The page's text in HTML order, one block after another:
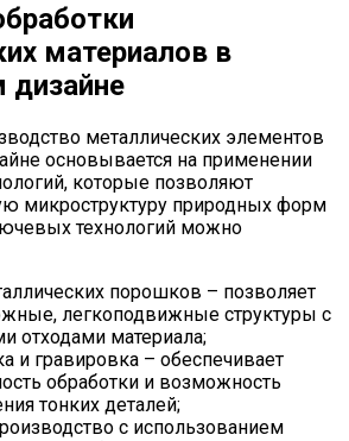
материалов в
дизайне
металлических элементов
основывается на применении
которые позволяют
микроструктуру природных форм
технологий можно
порошков – позволяет
легкоподвижные структуры с
отходами материала;
и гравировка – обеспечивает
обработки и возможность
тонких деталей;
с использованием